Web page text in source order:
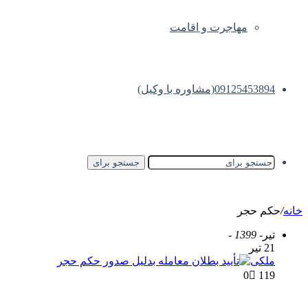
مهاجرت و اقامت
09125453894(مشاوره با وکیل)
جستجو برای
خانه/حکم حجر
تیر - 1399 -
21 تیر
ملکی
0
119